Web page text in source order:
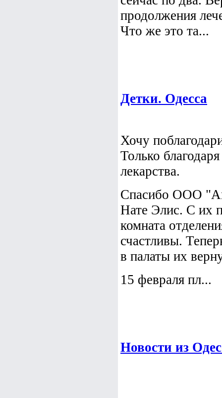
продолжения
Что же это та...
Детки. Одесса
Хочу
Только
лекарства.
Спасибо ООО
Нате Элис. С их
комната
счастливы.
в палаты их
15 февраля пл...
Новости из